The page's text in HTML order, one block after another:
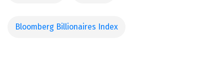
Bloomberg Billionaires Index